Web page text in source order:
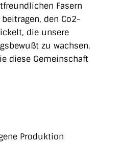
Fasern
den Co2-
die unsere
zu wachsen.
diese Gemeinschaft
Produktion